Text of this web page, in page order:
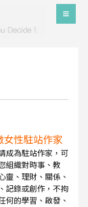
女性駐站作家
成為駐站作家，可
組織對時事、教
靈、理財、關係、
記錄或創作，不拘
何的學習、啟發、